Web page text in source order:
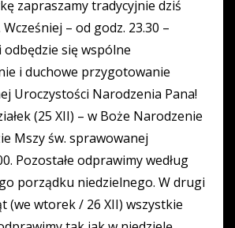
zapraszamy tradycyjnie dziś
Wcześniej – od godz. 23.30 –
odbędzie się wspólne
i duchowe przygotowanie
Uroczystości Narodzenia Pana!
(25 XII) – w Boże Narodzenie
Mszy św. sprawowanej
Pozostałe odprawimy według
porządku niedzielnego. W drugi
(we wtorek / 26 XII) wszystkie